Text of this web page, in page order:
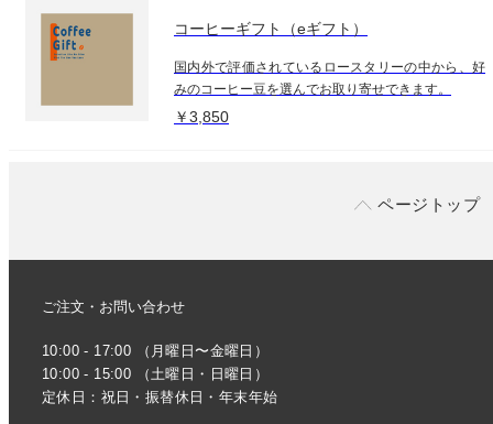
コーヒーギフト（eギフト）
国内外で評価されているロースタリーの中から、好
みのコーヒー豆を選んでお取り寄せできます。
￥3,850
ページトップ
ご注文・お問い合わせ
10:00 - 17:00 （月曜日〜金曜日）
10:00 - 15:00 （土曜日・日曜日）
定休日：祝日・振替休日・年末年始